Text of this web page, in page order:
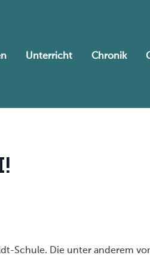
Unterricht Chronik
!
Schule. Die unter anderem